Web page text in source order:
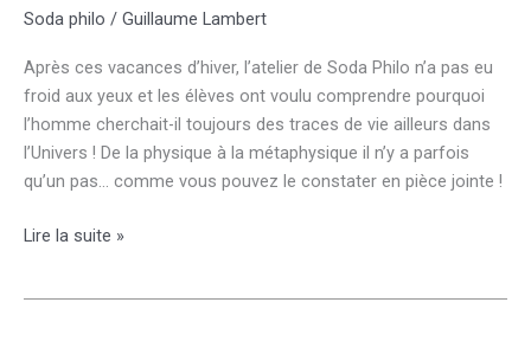
Soda philo / Guillaume Lambert
Après ces vacances d’hiver, l’atelier de Soda Philo n’a pas eu
froid aux yeux et les élèves ont voulu comprendre pourquoi
l’homme cherchait-il toujours des traces de vie ailleurs dans
l’Univers ! De la physique à la métaphysique il n’y a parfois
qu’un pas… comme vous pouvez le constater en pièce jointe !
Réflexions
Lire la suite »